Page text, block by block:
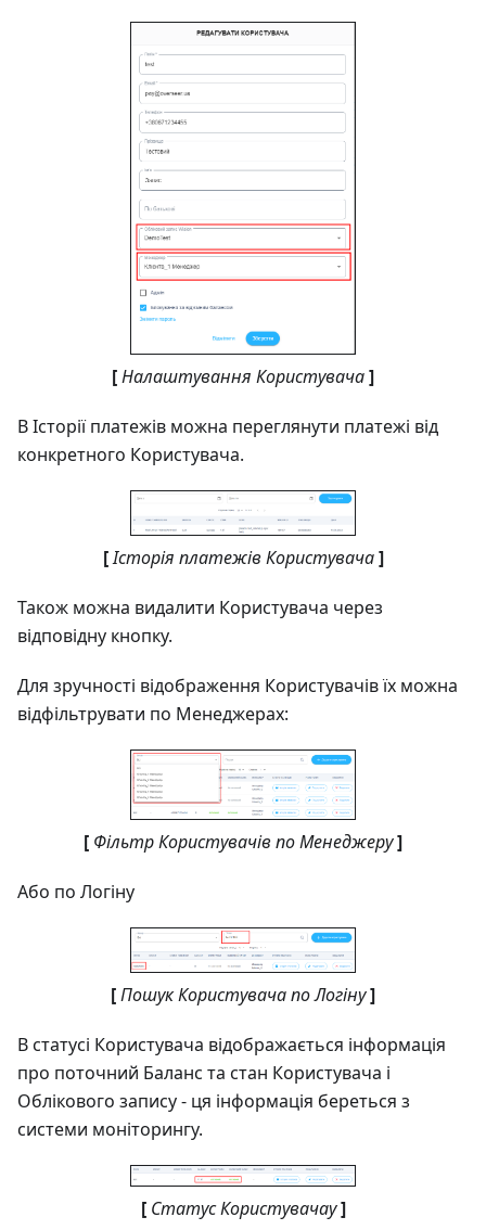
[Налаштування Користувача]
В Історії платежів можна переглянути платежі від
конкретного Користувача.
[Історія платежів Користувача ]
Також можна видалити Користувача через
відповідну кнопку.
Для зручності відображення Користувачів їх можна
відфільтрувати по Менеджерах:
[ Фільтр Користувачів по Менеджеру]
Або по Логіну
[Пошук Користувача по Логіну]
В статусі Користувача відображається інформація
про поточний Баланс та стан Користувача і
Облікового запису - ця інформація береться з
системи моніторингу.
[ Статус Користувачау ]